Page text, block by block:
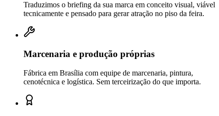
Traduzimos o briefing da sua marca em conceito visual, viável
tecnicamente e pensado para gerar atração no piso da feira.
Marcenaria e produção próprias
Fábrica em Brasília com equipe de marcenaria, pintura,
cenotécnica e logística. Sem terceirização do que importa.